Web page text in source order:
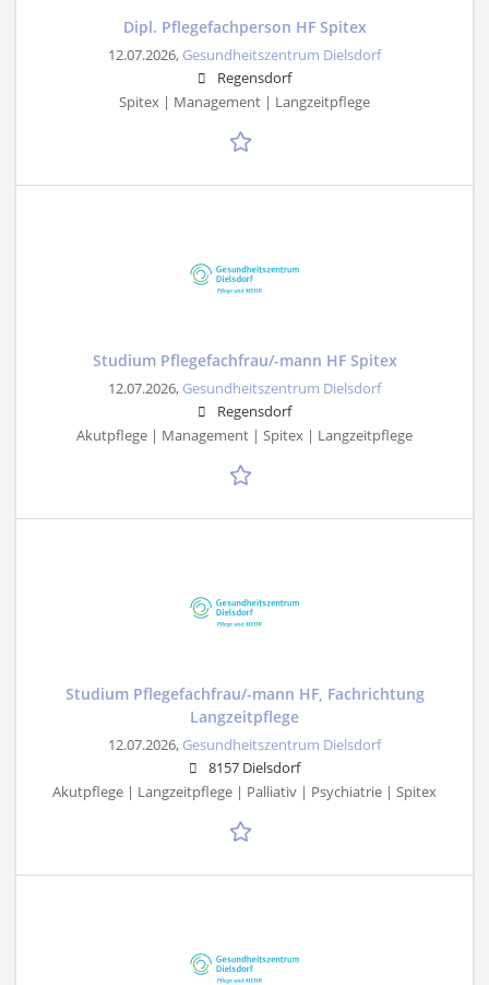
Dipl. Pflegefachperson HF Spitex
12.07.2026, Gesundheitszentrum Dielsdorf
Regensdorf
Spitex | Management | Langzeitpflege
Studium Pflegefachfrau/-mann HF Spitex
12.07.2026, Gesundheitszentrum Dielsdorf
Regensdorf
Akutpflege | Management | Spitex | Langzeitpflege
Studium Pflegefachfrau/-mann HF, Fachrichtung
Langzeitpflege
12.07.2026, Gesundheitszentrum Dielsdorf
8157 Dielsdorf
Akutpflege | Langzeitpflege | Palliativ | Psychiatrie | Spitex